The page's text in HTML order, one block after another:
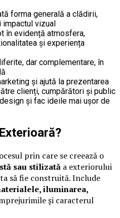
forma generală a clădirii,
vizual
în evidență atmosfera,
și experiența
dar complementare, în
și ajută la prezentarea
clienți, cumpărători și public
și fac ideile mai ușor de
prin care se creează o
sau stilizată a exteriorului
să fie construită. Include
iluminarea,
și caracterul